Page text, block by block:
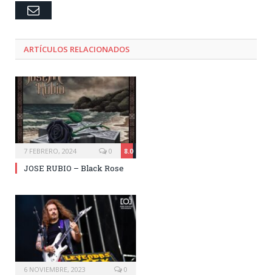
Email
ARTÍCULOS RELACIONADOS
7 FEBRERO, 2024 8.0
0
JOSE RUBIO – Black Rose
6 NOVIEMBRE, 2023 0